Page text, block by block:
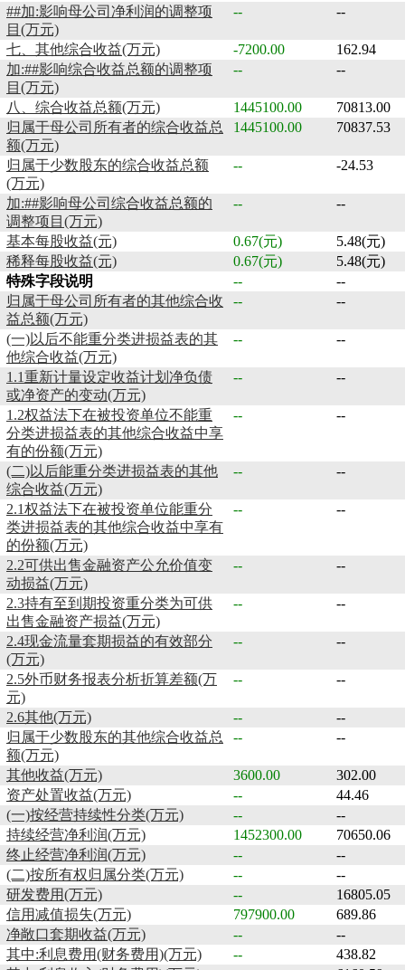
##加:影响母公司净利润的调整项
目(万元)
-- --
七、其他综合收益(万元) -7200.00
162.94
加:##影响综合收益总额的调整项
目(万元)
-- --
八、综合收益总额(万元) 1445100.00
70813.00
归属于母公司所有者的综合收益总
额(万元)
1445100.00 70837.53
归属于少数股东的综合收益总额
(万元)
-- -24.53
加:##影响母公司综合收益总额的
调整项目(万元)
-- --
基本每股收益(元) 0.67(元)
5.48(元)
稀释每股收益(元)
0.67(元)
5.48(元)
特殊字段说明
--
--
归属于母公司所有者的其他综合收
益总额(万元)
-- --
(一)以后不能重分类进损益表的其
他综合收益(万元)
-- --
1.1重新计量设定收益计划净负债
或净资产的变动(万元)
-- --
1.2权益法下在被投资单位不能重
分类进损益表的其他综合收益中享
有的份额(万元)
-- --
(二)以后能重分类进损益表的其他
综合收益(万元)
-- --
2.1权益法下在被投资单位能重分
类进损益表的其他综合收益中享有
的份额(万元)
-- --
2.2可供出售金融资产公允价值变
动损益(万元)
-- --
2.3持有至到期投资重分类为可供
出售金融资产损益(万元)
-- --
2.4现金流量套期损益的有效部分
(万元)
-- --
2.5外币财务报表分析折算差额(万
元)
-- --
2.6其他(万元) --
--
归属于少数股东的其他综合收益总
额(万元)
-- --
其他收益(万元) 3600.00
302.00
资产处置收益(万元)
--
44.46
(一)按经营持续性分类(万元)
--
--
持续经营净利润(万元)
1452300.00
70650.06
终止经营净利润(万元)
--
--
(二)按所有权归属分类(万元)
--
--
研发费用(万元)
--
16805.05
信用减值损失(万元)
797900.00
689.86
净敞口套期收益(万元)
--
--
其中:利息费用(财务费用)(万元)
--
438.82